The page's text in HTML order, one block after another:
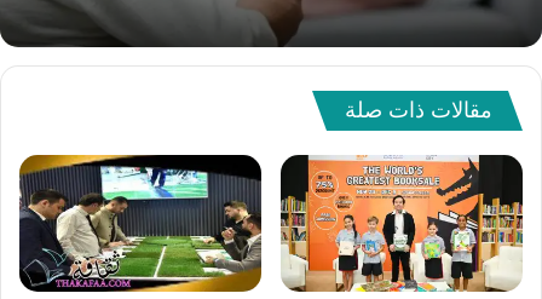
مقالات ذات صلة